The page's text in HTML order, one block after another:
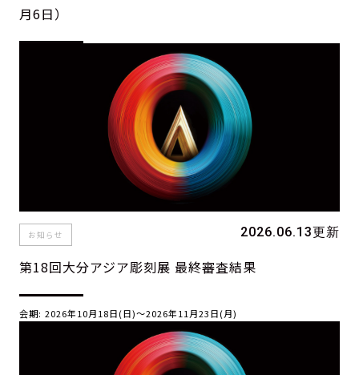
月6日）
お知らせ 2026.06.13更新
第18回大分アジア彫刻展 最終審査結果
会期: 2026年10月18日(日)〜2026年11月23日(月)